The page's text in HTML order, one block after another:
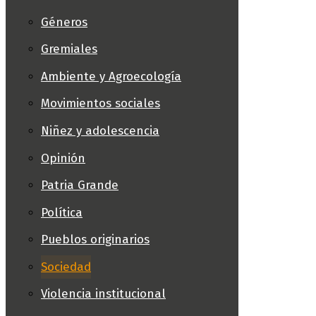
Géneros
Gremiales
Ambiente y Agroecología
Movimientos sociales
Niñez y adolescencia
Opinión
Patria Grande
Política
Pueblos originarios
Sociedad
Violencia institucional